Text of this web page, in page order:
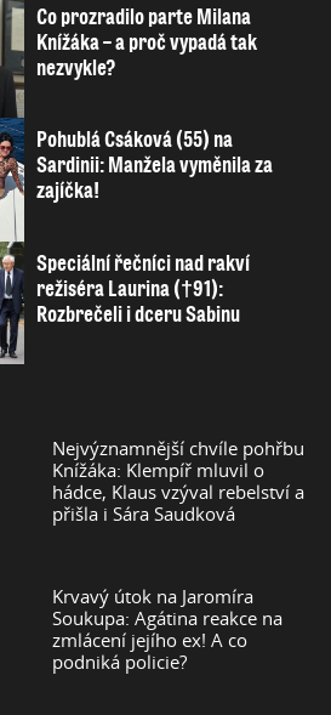
Co prozradilo parte Milana
Knížáka – a proč vypadá tak
nezvykle?
Pohublá Csáková (55) na
Sardinii: Manžela vyměnila za
zajíčka!
Speciální řečníci nad rakví
režiséra Laurina (†91):
Rozbrečeli i dceru Sabinu
Nejvýznamnější chvíle pohřbu
Knížáka: Klempíř mluvil o
hádce, Klaus vzýval rebelství a
přišla i Sára Saudková
Krvavý útok na Jaromíra
Soukupa: Agátina reakce na
zmlácení jejího ex! A co
podniká policie?